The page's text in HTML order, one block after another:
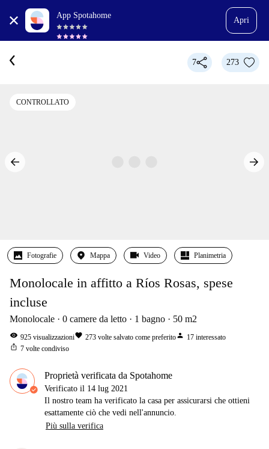
App Spotahome
Apri
7 273
CONTROLLATO
Fotografie Mappa Video Planimetria
Monolocale in affitto a Ríos Rosas, spese
incluse
Monolocale 0 camere da letto 1 bagno 50 m2
visibility 925 visualizzazionifavorite 273 volte salvato come preferitoperson 17 interessato
ios_share 7 volte condiviso
Proprietà verificata da Spotahome
Verificato il 14 lug 2021
Il nostro team ha verificato la casa per assicurarsi che ottieni
esattamente ciò che vedi nell'annuncio.
Più sulla verifica